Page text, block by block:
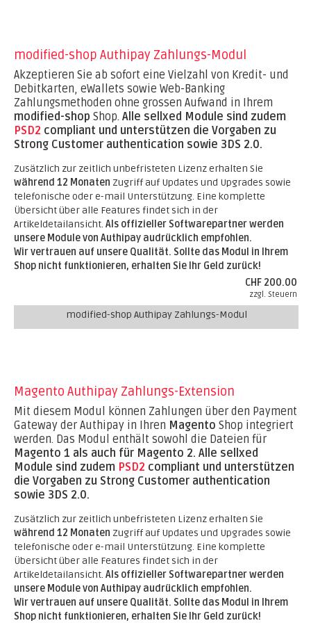
modified-shop Authipay Zahlungs-Modul
Akzeptieren Sie ab sofort eine Vielzahl von Kredit- und
Debitkarten, eWallets sowie Web-Banking
Zahlungsmethoden ohne grossen Aufwand in Ihrem
modified-shop Shop. Alle sellxed Module sind zudem
PSD2 compliant und unterstützen die Vorgaben zu
Strong Customer authentication sowie 3DS 2.0.
Zusätzlich zur zeitlich unbefristeten Lizenz erhalten Sie
während 12 Monaten Zugriff auf Updates und Upgrades sowie
telefonische oder e-mail Unterstützung. Eine komplette
Übersicht über alle Features findet sich in der
Artikeldetailansicht. Als offizieller Softwarepartner werden
unsere Module von Authipay audrücklich empfohlen.
Wir vertrauen auf unsere Qualität. Sollte das Modul in Ihrem
Shop nicht funktionieren, erhalten Sie Ihr Geld zurück!
CHF 200.00
zzgl. Steuern
modified-shop Authipay Zahlungs-Modul
Magento Authipay Zahlungs-Extension
Mit diesem Modul können Zahlungen über den Payment
Gateway der Authipay in Ihren Magento Shop integriert
werden. Das Modul enthält sowohl die Dateien für
Magento 1 als auch für Magento 2. Alle sellxed
Module sind zudem PSD2 compliant und unterstützen
die Vorgaben zu Strong Customer authentication
sowie 3DS 2.0.
Zusätzlich zur zeitlich unbefristeten Lizenz erhalten Sie
während 12 Monaten Zugriff auf Updates und Upgrades sowie
telefonische oder e-mail Unterstützung. Eine komplette
Übersicht über alle Features findet sich in der
Artikeldetailansicht. Als offizieller Softwarepartner werden
unsere Module von Authipay audrücklich empfohlen.
Wir vertrauen auf unsere Qualität. Sollte das Modul in Ihrem
Shop nicht funktionieren, erhalten Sie Ihr Geld zurück!